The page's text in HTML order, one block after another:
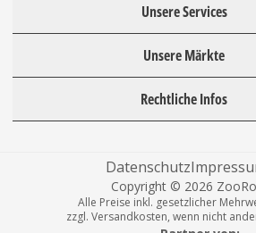
Unsere Services
Unsere Märkte
Rechtliche Infos
Datenschutz
Copyright © 2026
Alle Preise inkl. gesetzlicher
zzgl. Versandkosten, wenn nicht